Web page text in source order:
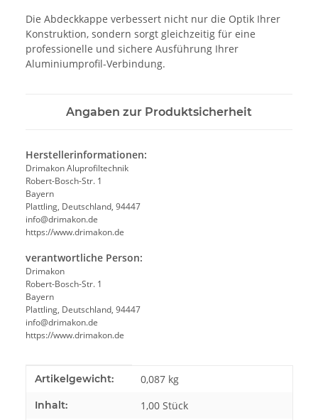
Die Abdeckkappe verbessert nicht nur die Optik Ihrer
Konstruktion, sondern sorgt gleichzeitig für eine
professionelle und sichere Ausführung Ihrer
Aluminiumprofil-Verbindung.
Angaben zur Produktsicherheit
Herstellerinformationen:
Drimakon Aluprofiltechnik
Robert-Bosch-Str. 1
Bayern
Plattling, Deutschland, 94447
info@drimakon.de
https://www.drimakon.de
verantwortliche Person:
Drimakon
Robert-Bosch-Str. 1
Bayern
Plattling, Deutschland, 94447
info@drimakon.de
https://www.drimakon.de
Produkteigenschaft
Wert
Artikelgewicht: 0,087 kg
Inhalt: 1,00 Stück